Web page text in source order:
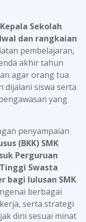
Sekolah
dan rangkaian
pembelajaran,
akhir tahun
agar orang tua
dijalani siswa serta
yang
penyampaian
(BKK) SMK
Perguruan
Swasta
bagi lulusan SMK.
berbagai
serta strategi
dini sesuai minat